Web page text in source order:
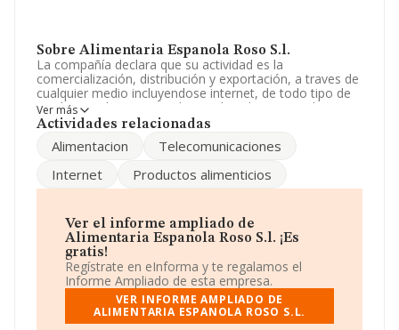
Sobre Alimentaria Espanola Roso S.l.
La compañía declara que su actividad es la
comercialización, distribución y exportación, a traves de
cualquier medio incluyendose internet, de todo tipo de
productos alimenticios, destinados al consumo humano
o animal. La sociedad está registrada como Sociedad
'Intermediarios del comercio de materias primas
productos semielaborados'. La sociedad no tiene
actividad en mercados exteriores.
La empresa Alimentaria Espanola Roso S.L
B82702796, se encuentra en Calle Castello núm. 44 5 A,
(28001), Madrid, Madrid.
Con los datos a disposición de INFORMA sobre 9.296
empresas pertenecientes al sector, en el ámbito
nacional la facturación alcanza la cifra de 2.404 millones
de euros y la media entre todas las compañías es de
Ver más
Actividades relacionadas
Alimentacion
Telecomunicaciones
Internet
Productos alimenticios
Ver el informe ampliado de
Alimentaria Espanola Roso S.l. ¡Es
gratis!
Regístrate en eInforma y te regalamos el
Informe Ampliado de esta empresa.
VER INFORME AMPLIADO DE
ALIMENTARIA ESPANOLA ROSO S.L.